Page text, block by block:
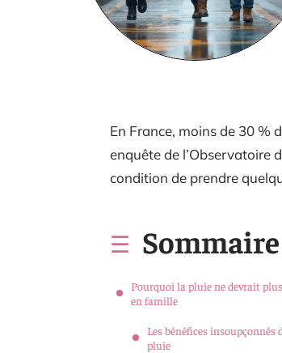
En France, moins de 30 %
enquête de l’Observatoire
condition de prendre
Sommaire
Pourquoi la pluie ne devrait
en famille
Les bénéfices insoupçonnés
pluie